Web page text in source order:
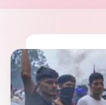
n
a
l
B
e